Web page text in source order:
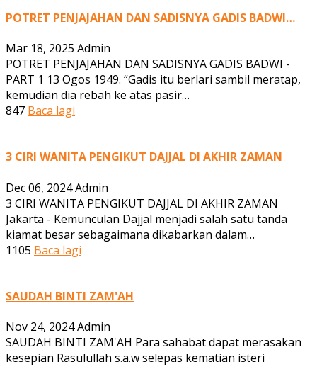
POTRET PENJAJAHAN DAN SADISNYA GADIS BADWI…
Mar 18, 2025 Admin
POTRET PENJAJAHAN DAN SADISNYA GADIS BADWI -
PART 1 13 Ogos 1949. “Gadis itu berlari sambil meratap,
kemudian dia rebah ke atas pasir…
847 Baca lagi
3 CIRI WANITA PENGIKUT DAJJAL DI AKHIR ZAMAN
Dec 06, 2024Admin
3 CIRI WANITA PENGIKUT DAJJAL DI AKHIR ZAMAN
Jakarta - Kemunculan Dajjal menjadi salah satu tanda
kiamat besar sebagaimana dikabarkan dalam…
1105 Baca lagi
SAUDAH BINTI ZAM'AH
Nov 24, 2024Admin
SAUDAH BINTI ZAM'AH Para sahabat dapat merasakan
kesepian Rasulullah s.a.w selepas kematian isteri